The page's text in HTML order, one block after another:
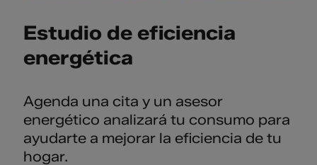
Estudio de eficiencia
energética
Agenda una cita y un asesor
energético analizará tu consumo para
ayudarte a mejorar la eficiencia de tu
hogar.